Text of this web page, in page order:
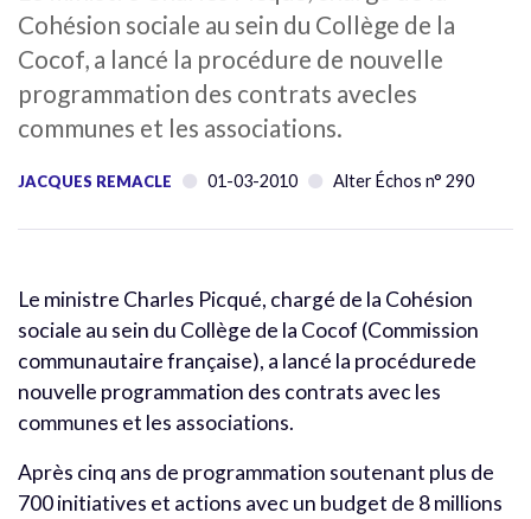
Cohésion sociale au sein du Collège de la
Cocof, a lancé la procédure de nouvelle
programmation des contrats avecles
communes et les associations.
JACQUES REMACLE 01-03-2010 Alter Échos n° 290
Le ministre Charles Picqué, chargé de la Cohésion
sociale au sein du Collège de la Cocof (Commission
communautaire française), a lancé la procédurede
nouvelle programmation des contrats avec les
communes et les associations.
Après cinq ans de programmation soutenant plus de
700 initiatives et actions avec un budget de 8 millions